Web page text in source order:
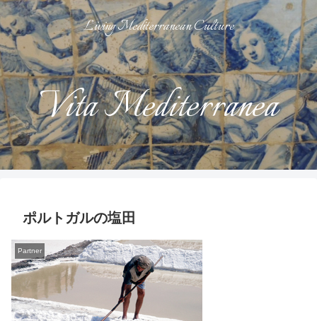
Living Mediterranean Culture
Vita Mediterranea
ポルトガルの塩田
Partner